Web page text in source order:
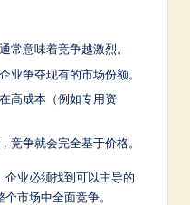
常意味着竞争越激烈。
业争夺现有的市场份额。
高成本（例如专用资
竞争就会完全基于价格。
企业必须找到可以主导的
市场中全面竞争。